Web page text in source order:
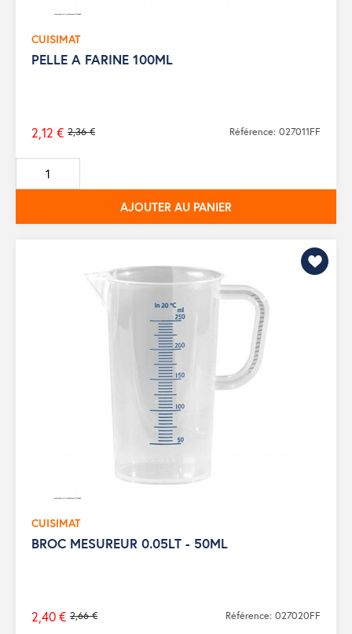
CUISIMAT
PELLE A FARINE 100ML
Prix
de
base
2,36 €
2,12 € Référence: 027011FF
AJOUTER AU PANIER
CUISIMAT
BROC MESUREUR 0.05LT - 50ML
Prix
2,66 €
2,40 € Référence: 027020FF